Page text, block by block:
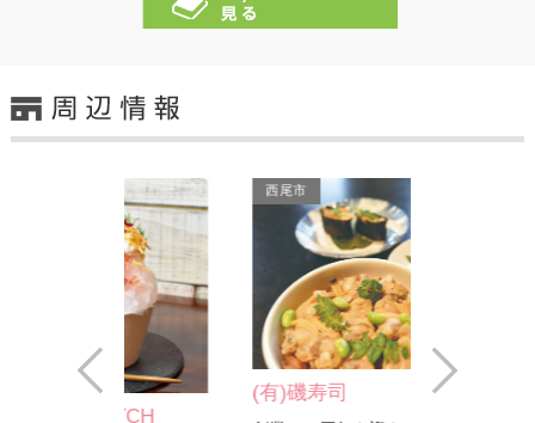
西尾市
(有)磯寿司
Prev